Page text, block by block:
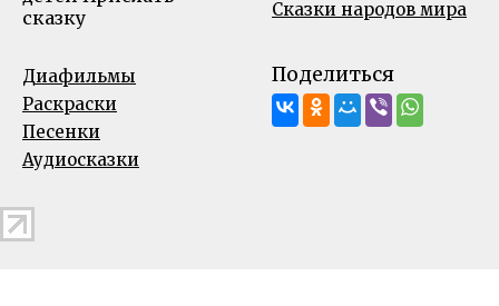
сказку
Сказки народов мира
Диафильмы
Раскраски
Песенки
Аудиосказки
Поделиться